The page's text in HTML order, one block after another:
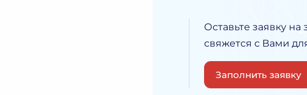
Оставьте заявку
свяжется с Вами
Заполнить заявку